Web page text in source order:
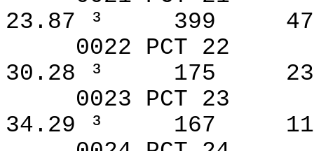
23.87 ³
399
0022 PCT 22
30.28 ³
175
0023 PCT 23
34.29 ³
167